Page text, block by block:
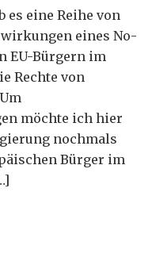
es eine Reihe von
eines No-
EU-Bürgern im
Rechte von
möchte ich hier
nochmals
Bürger im